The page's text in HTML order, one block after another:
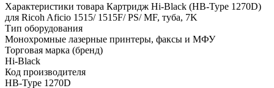
Характеристики товара Картридж Hi-Black (HB-Type 1270D)
для Ricoh Aficio 1515/ 1515F/ PS/ MF, туба, 7K
Тип оборудования
Монохромные лазерные принтеры, факсы и МФУ
Торговая марка (бренд)
Hi-Black
Код производителя
HB-Type 1270D